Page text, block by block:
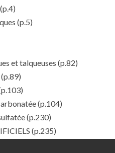
(p.4)
(p.5)
et talqueuses (p.82)
(p.89)
(p.104)
(p.230)
(p.235)